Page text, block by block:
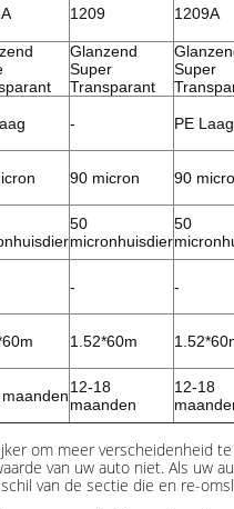
1209 1209A
Glanzend
Super
Transparant
Super
- PE Laag
90 micron 90
50
micronhuisdier
50
- -
1.52*60m
12-18
maanden
12-18
om meer verscheidenheid
van uw auto niet. Als
van de sectie die en re-